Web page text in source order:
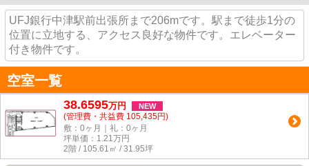
UFJ銀行中津駅前出張所まで206mです。駅まで徒歩1分の
位置に立地する、アクセス良好な物件です。エレベーター
付き物件です。
空室一覧
38.6595万円 NEW
(管理費・共益費 105,435円)
敷：0ヶ月｜礼：0ヶ月
坪単価： 1.21万円
2階 / 105.61㎡ / 31.95坪